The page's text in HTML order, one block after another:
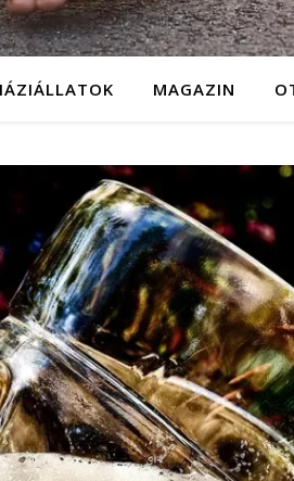
MAGAZIN